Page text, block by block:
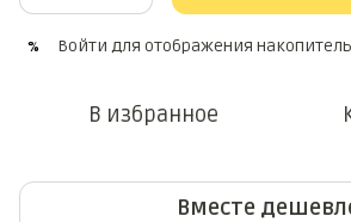
% Войти для отображения
В избранное
Вместе